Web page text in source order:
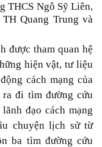
THCS Ngô Sỹ Liên,
Quang Trung và
được tham quan hệ
hiện vật, tư liệu
cách mạng của
đi tìm đường cứu
đạo cách mạng
chuyện lịch sử từ
ba tìm đường cứu